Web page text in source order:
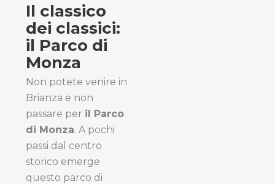
Il classico
dei classici:
il Parco di
Monza
Non potete venire in
Brianza e non
passare per il Parco
di Monza. A pochi
passi dal centro
storico emerge
questo parco di